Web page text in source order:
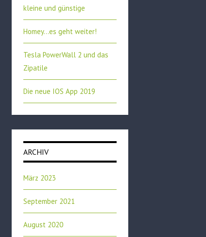
kleine und günstige
Homey…es geht weiter!
Tesla PowerWall 2 und das
Zipatile
Die neue IOS App 2019
ARCHIV
März 2023
September 2021
August 2020